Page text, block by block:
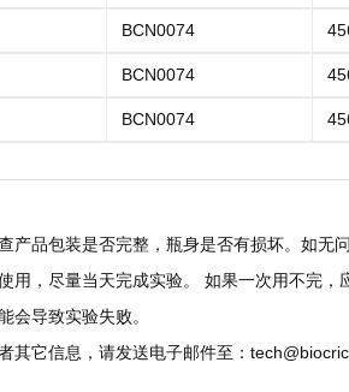
BCN0074
BCN0074
BCN0074
产品包装是否完整，瓶身是否有损坏。如无
用，尽量当天完成实验。 如果一次用不完
会导致实验失败。
其它信息，请发送电子邮件至：